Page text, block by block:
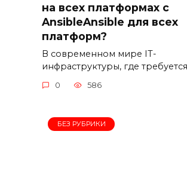
на всех платформах с
AnsibleAnsible для всех
платформ?
В современном мире IT-
инфраструктуры, где требуется
0 586
БЕЗ РУБРИКИ